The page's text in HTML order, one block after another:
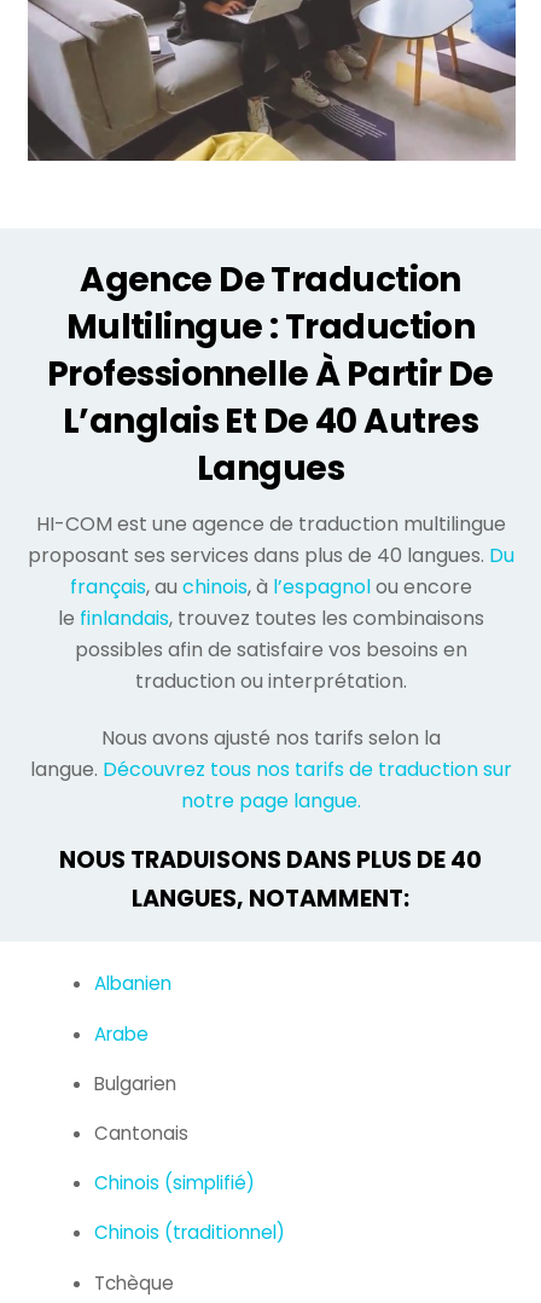
Agence De Traduction
Multilingue : Traduction
Professionnelle À Partir De
L’anglais Et De 40 Autres
Langues
HI-COM est une agence de traduction multilingue
proposant ses services dans plus de 40 langues. Du
français, au chinois, à l’espagnolou encore
le finlandais, trouvez toutes les combinaisons
possibles afin de satisfaire vos besoins en
traduction ou interprétation.
Nous avons ajusté nos tarifs selon la
langue. Découvrez tous nos tarifs de traduction sur
notre page langue.
NOUS TRADUISONS DANS PLUS DE 40
LANGUES, NOTAMMENT:
Albanien
Arabe
Bulgarien
Cantonais
Chinois (simplifié)
Chinois (traditionnel)
Tchèque